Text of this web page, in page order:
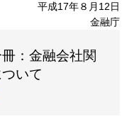
平成17年８月12日
金融庁
：金融会社関
いて